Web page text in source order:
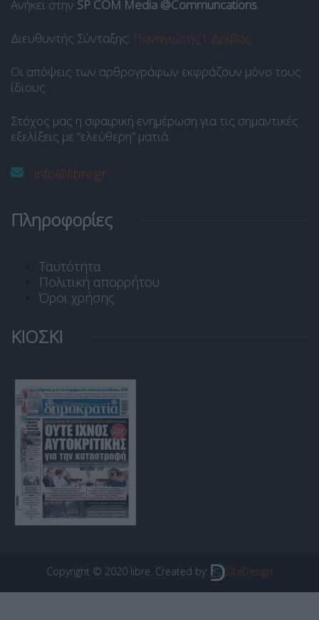
Ανήκει στην SP COM Media @Communcations.
Διευθυντής Σύνταξης: Παναγιώτης Ι. Δρίβας.
Οι απόψεις των αρθρογράφων εκφράζουν μόνο τους
ίδιους.
Στόχος μας η σφαιρική ενημέρωση για τις σημαντικές
εξελίξεις με “ελεύθερη” ματιά.
info@libre.gr
Πληροφορίες
Ταυτότητα
Πολιτική απορρήτου
Όροι χρήσης
ΚΙΟΣΚΙ
Copyright © 2020 libre. Created by: SiteDesign